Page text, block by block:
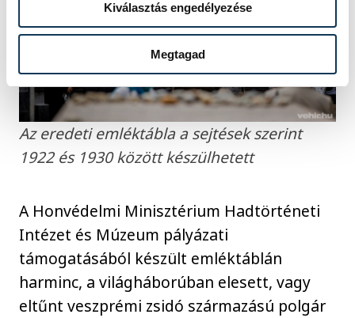
Kiválasztás engedélyezése
Megtagad
Az eredeti emléktábla a sejtések szerint
1922 és 1930 között készülhetett
A Honvédelmi Minisztérium Hadtörténeti
Intézet és Múzeum pályázati
támogatásából készült emléktáblán
harminc, a világháborúban elesett, vagy
eltűnt veszprémi zsidó származású polgár